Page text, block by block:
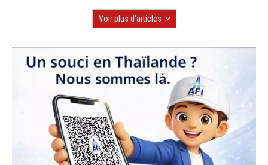
Voir plus d'articles